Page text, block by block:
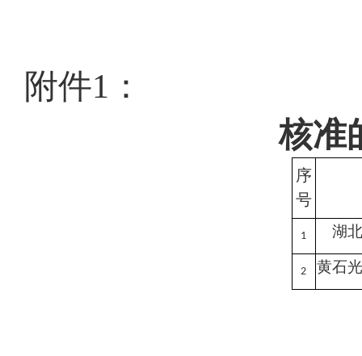
附件1：
核准
序
号
1 湖
2 黄石